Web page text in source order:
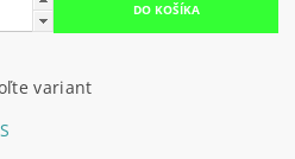
variant